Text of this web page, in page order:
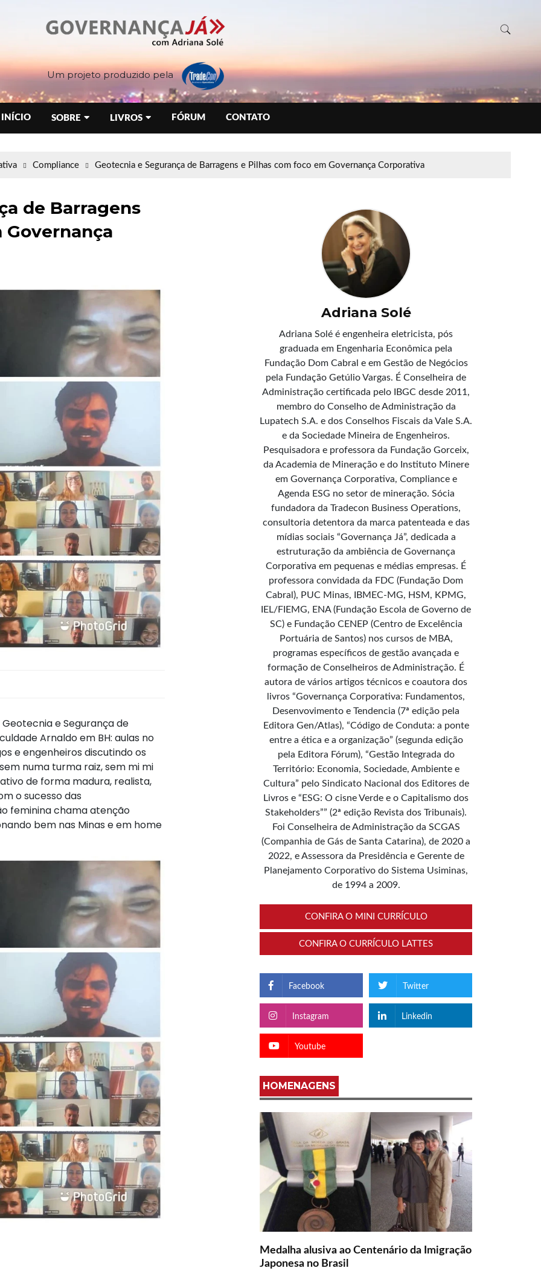
Um projeto produzido pela
INÍCIO SOBRE LIVROS FÓRUM CONTATO
Compliance Geotecnia e Segurança de Barragens e Pilhas com foco em Governança Corporativa
de Barragens
e Segurança de
Arnaldo em BH: aulas no
e engenheiros discutindo os
numa turma raiz, sem mi mi
de forma madura, realista,
o sucesso das
feminina chama atenção
bem nas Minas e em home
Adriana Solé
Adriana Solé é engenheira eletricista, pós
graduada em Engenharia Econômica pela
Fundação Dom Cabral e em Gestão de Negócios
pela Fundação Getúlio Vargas. É Conselheira de
Administração certificada pelo IBGC desde 2011,
membro do Conselho de Administração da
Lupatech S.A. e dos Conselhos Fiscais da Vale S.A.
e da Sociedade Mineira de Engenheiros.
Pesquisadora e professora da Fundação Gorceix,
da Academia de Mineração e do Instituto Minere
em Governança Corporativa, Compliance e
Agenda ESG no setor de mineração. Sócia
fundadora da Tradecon Business Operations,
consultoria detentora da marca patenteada e das
mídias sociais “Governança Já”, dedicada a
estruturação da ambiência de Governança
Corporativa em pequenas e médias empresas. É
professora convidada da FDC (Fundação Dom
Cabral), PUC Minas, IBMEC-MG, HSM, KPMG,
IEL/FIEMG, ENA (Fundação Escola de Governo de
SC) e Fundação CENEP (Centro de Excelência
Portuária de Santos) nos cursos de MBA,
programas específicos de gestão avançada e
formação de Conselheiros de Administração. É
autora de vários artigos técnicos e coautora dos
livros “Governança Corporativa: Fundamentos,
Desenvovimento e Tendencia (7ª edição pela
Editora Gen/Atlas), “Código de Conduta: a ponte
entre a ética e a organização” (segunda edição
pela Editora Fórum), “Gestão Integrada do
Território: Economia, Sociedade, Ambiente e
Cultura” pelo Sindicato Nacional dos Editores de
Livros e “ESG: O cisne Verde e o Capitalismo dos
Stakeholders”” (2ª edição Revista dos Tribunais).
Foi Conselheira de Administração da SCGAS
(Companhia de Gás de Santa Catarina), de 2020 a
2022, e Assessora da Presidência e Gerente de
Planejamento Corporativo do Sistema Usiminas,
de 1994 a 2009.
CONFIRA O MINI CURRÍCULO
CONFIRA O CURRÍCULO LATTES
Facebook Twitter
Instagram Linkedin
Youtube
HOMENAGENS
Medalha alusiva ao Centenário da Imigração
Japonesa no Brasil